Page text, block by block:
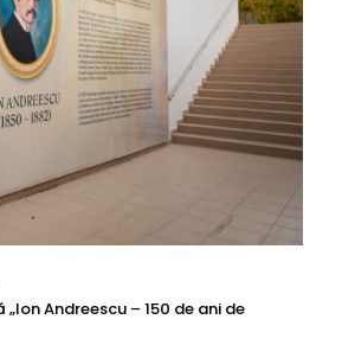
Andreescu – 150 de ani de